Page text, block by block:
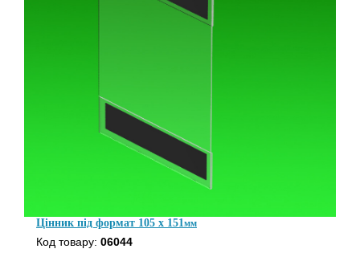
Цінник під формат 105 x 151мм
Код товару: 06044